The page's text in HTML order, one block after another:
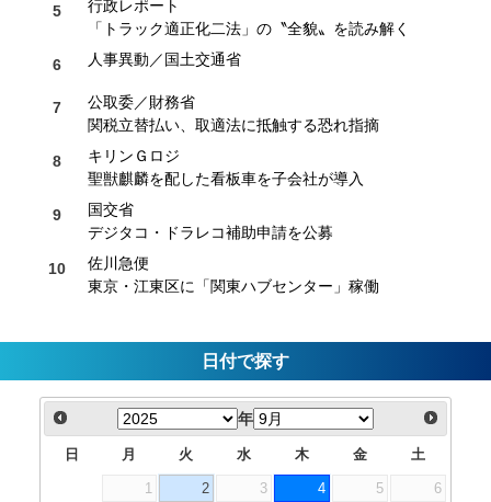
行政レポート
「トラック適正化二法」の〝全貌〟を読み解く
人事異動／国土交通省
公取委／財務省
関税立替払い、取適法に抵触する恐れ指摘
キリンＧロジ
聖獣麒麟を配した看板車を子会社が導入
国交省
デジタコ・ドラレコ補助申請を公募
佐川急便
東京・江東区に「関東ハブセンター」稼働
日付で探す
年
日 月 火 水 木 金 土
1 2 3 4 5
6